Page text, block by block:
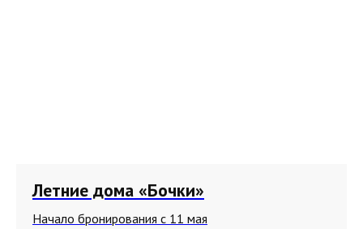
Летние дома «Бочки»
Начало бронирования с 11 мая